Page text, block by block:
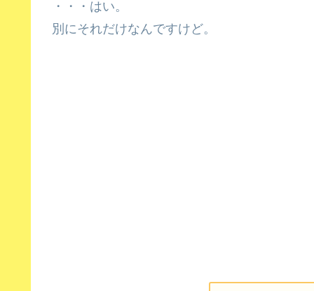
・・・はい。
別にそれだけなんですけど。